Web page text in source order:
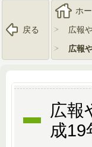
戻る
ホ
広報
広報
広報
成19